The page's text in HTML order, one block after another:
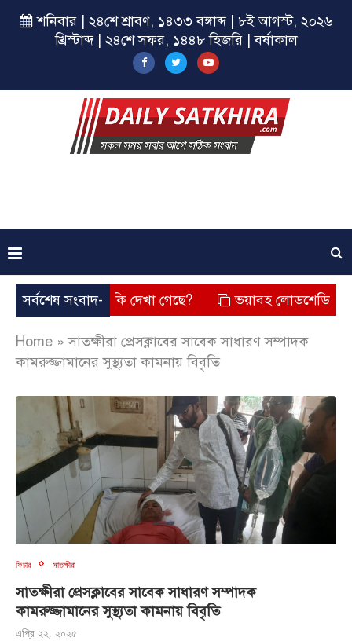
শনিবার | ২৪শে শ্রাবণ, ১৪৩৩ বঙ্গাব্দ | ৮ই আগস্ট, ২০২৬
খ্রিস্টাব্দ | ২৪শে সফর, ১৪৪৮ হিজরি | বর্ষাকাল
সর্বশেষ সংবাদ-
চেহারা কি দেখা গেছে? ভয়াবহ লোডশেডিং, বিদ্যুত –
Home »সাতক্ষীরা প্রেসক্লাবের সাবেক সাধারণ সম্পাদক
কামরুজ্জামানের সুস্থ্যতা কামনায় বিবৃতি
ফিচার সাতক্ষীরা
সাতক্ষীরা প্রেসক্লাবের সাবেক সাধারণ সম্পাদক
কামরুজ্জামানের সুস্থ্যতা কামনায় বিবৃতি
এপ্রি ২২, ২০২৫